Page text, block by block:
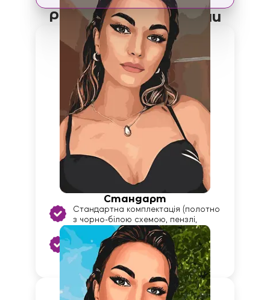
Різниця між наборами
Стандарт
Стандартна комплектація (полотно
з чорно-білою схемою, пензлі,
фарби)
Автоматична генерація макету
програмою